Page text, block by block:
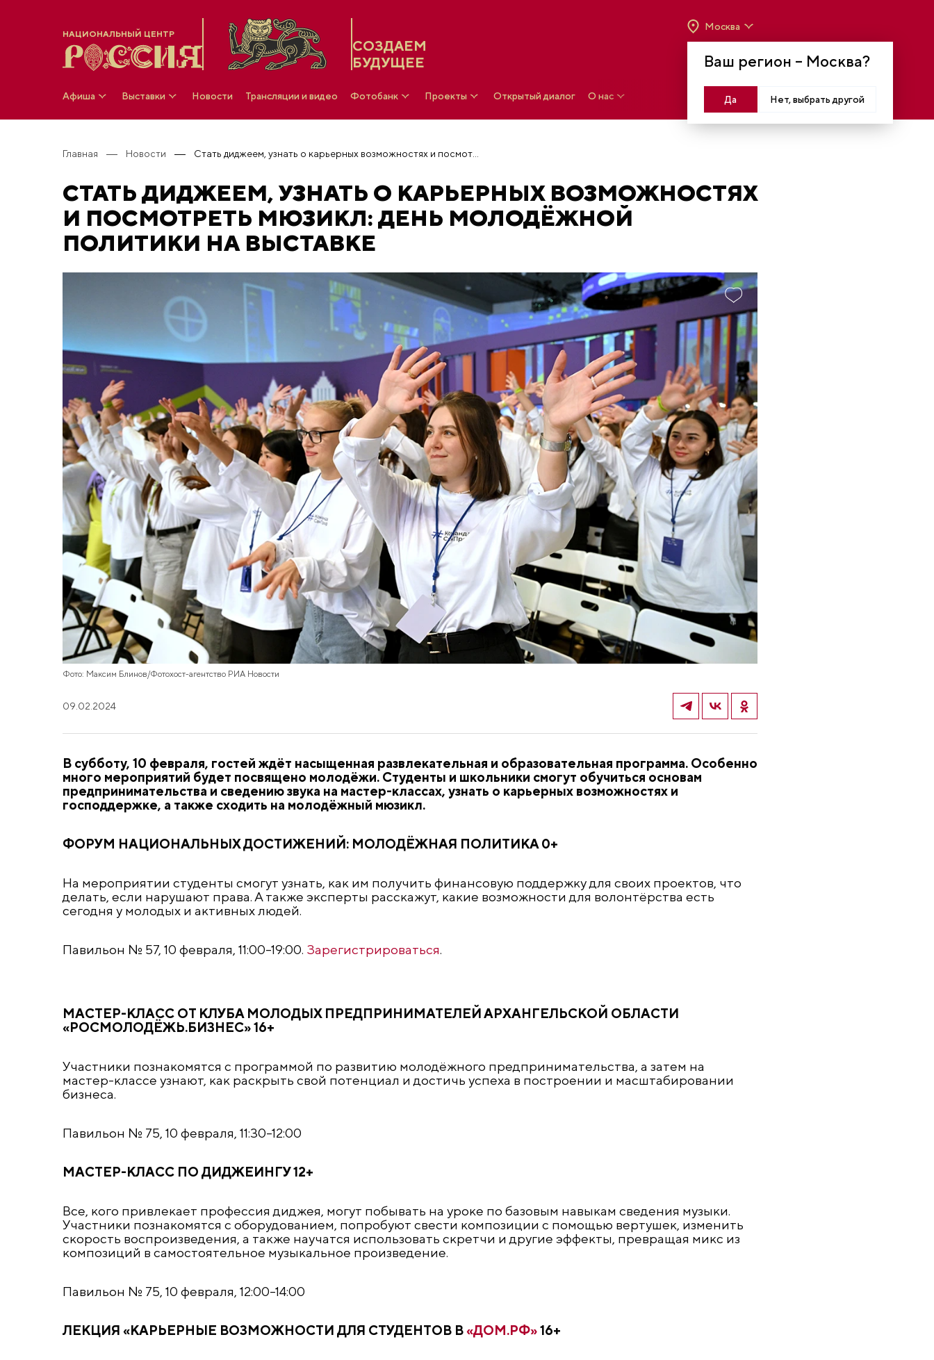
НАЦИОНАЛЬНЫЙ ЦЕНТР
СОЗДАЕМ
БУДУЩЕЕ
Ваш регион – Москва?
Да Нет, выбрать другой
Москва
МОСКВА, КРАСНОПРЕСНЕНСКАЯ НАБ., 14
Афиша Выставки Новости Трансляции и видео Фотобанк Проекты Открытый диалог О нас Войти
Главная Новости Стать диджеем, узнать о карьерных возможностях и посмотреть мюзикл: День молодёжной политики на выставке
СТАТЬ ДИДЖЕЕМ, УЗНАТЬ О КАРЬЕРНЫХ ВОЗМОЖНОСТЯХ
И ПОСМОТРЕТЬ МЮЗИКЛ: ДЕНЬ МОЛОДЁЖНОЙ
ПОЛИТИКИ НА ВЫСТАВКЕ
Фото: Максим Блинов/Фотохост-агентство РИА Новости
09.02.2024
В субботу, 10 февраля, гостей ждёт насыщенная развлекательная и образовательная программа. Особенно
много мероприятий будет посвящено молодёжи. Студенты и школьники смогут обучиться основам
предпринимательства и сведению звука на мастер-классах, узнать о карьерных возможностях и
господдержке, а также сходить на молодёжный мюзикл.
ФОРУМ НАЦИОНАЛЬНЫХ ДОСТИЖЕНИЙ: МОЛОДЁЖНАЯ ПОЛИТИКА 0+
На мероприятии студенты смогут узнать, как им получить финансовую поддержку для своих проектов, что
делать, если нарушают права. А также эксперты расскажут, какие возможности для волонтёрства есть
сегодня у молодых и активных людей.
Павильон № 57, 10 февраля, 11:00–19:00. Зарегистрироваться.
МАСТЕР-КЛАСС ОТ КЛУБА МОЛОДЫХ ПРЕДПРИНИМАТЕЛЕЙ АРХАНГЕЛЬСКОЙ ОБЛАСТИ
«РОСМОЛОДЁЖЬ.БИЗНЕС» 16+
Участники познакомятся с программой по развитию молодёжного предпринимательства, а затем на
мастер-классе узнают, как раскрыть свой потенциал и достичь успеха в построении и масштабировании
бизнеса.
Павильон № 75, 10 февраля, 11:30–12:00
МАСТЕР-КЛАСС ПО ДИДЖЕИНГУ 12+
Все, кого привлекает профессия диджея, могут побывать на уроке по базовым навыкам сведения музыки.
Участники познакомятся с оборудованием, попробуют свести композиции с помощью вертушек, изменить
скорость воспроизведения, а также научатся использовать скретчи и другие эффекты, превращая микс из
композиций в самостоятельное музыкальное произведение.
Павильон № 75, 10 февраля, 12:00–14:00
ЛЕКЦИЯ «КАРЬЕРНЫЕ ВОЗМОЖНОСТИ ДЛЯ СТУДЕНТОВ В«ДОМ.РФ»16+